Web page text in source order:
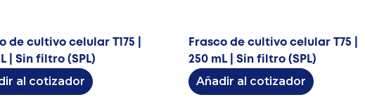
de cultivo celular T175 |
| Sin filtro (SPL)
al cotizador
Frasco de cultivo celular T75 |
250 mL | Sin filtro (SPL)
Añadir al cotizador